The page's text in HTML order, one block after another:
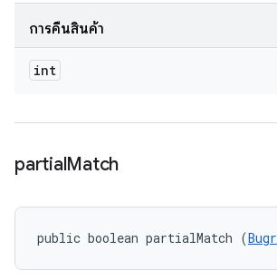
การคืนสินค้า
int
partialMatch
public boolean partialMatch (